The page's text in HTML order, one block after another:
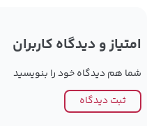
امتیاز و دیدگاه کاربران
شما هم دیدگاه خود را بنویسید
ثبت دیدگاه